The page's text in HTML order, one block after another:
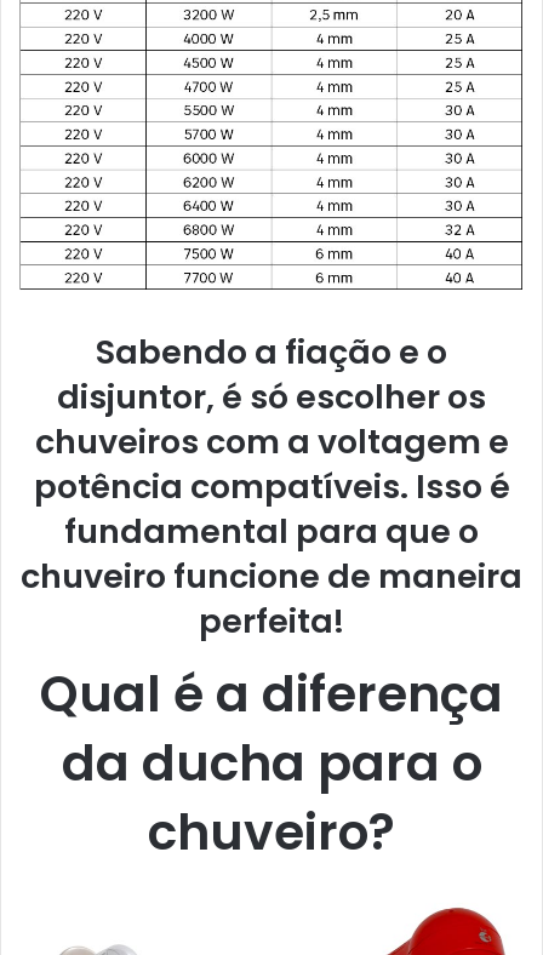
Sabendo a fiação e o
disjuntor, é só escolher os
chuveiros com a voltagem e
potência compatíveis. Isso é
fundamental para que o
chuveiro funcione de maneira
perfeita!
Qual é a diferença
da ducha para o
chuveiro?